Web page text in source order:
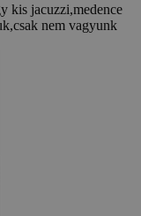
kis jacuzzi,medence
nem vagyunk